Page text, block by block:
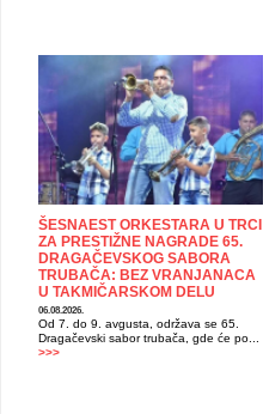
ŠESNAEST ORKESTARA U TRCI
ZA PRESTIŽNE NAGRADE 65.
DRAGAČEVSKOG SABORA
TRUBAČA: BEZ VRANJANACA
U TAKMIČARSKOM DELU
06.08.2026.
Od 7. do 9. avgusta, održava se 65.
Dragačevski sabor trubača, gde će po...
>>>